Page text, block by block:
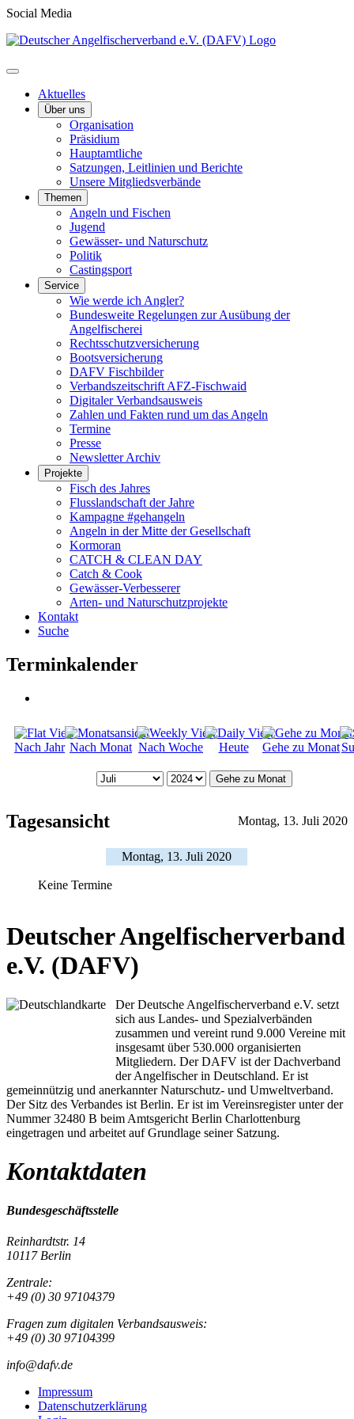
Social Media
Aktuelles
Über uns
Organisation
Präsidium
Hauptamtliche
Satzungen, Leitlinien und Berichte
Unsere Mitgliedsverbände
Themen
Angeln und Fischen
Jugend
Gewässer- und Naturschutz
Politik
Castingsport
Service
Wie werde ich Angler?
Bundesweite Regelungen zur Ausübung der
Angelfischerei
Rechtsschutzversicherung
Bootsversicherung
DAFV Fischbilder
Verbandszeitschrift AFZ-Fischwaid
Digitaler Verbandsausweis
Zahlen und Fakten rund um das Angeln
Termine
Presse
Newsletter Archiv
Projekte
Fisch des Jahres
Flusslandschaft der Jahre
Kampagne #gehangeln
Angeln in der Mitte der Gesellschaft
Kormoran
CATCH & CLEAN DAY
Catch & Cook
Gewässer-Verbesserer
Arten- und Naturschutzprojekte
Kontakt
Suche
Terminkalender
Nach Jahr Nach Monat Nach Woche Heute Gehe zu Monat
Gehe zu Monat
Tagesansicht Montag, 13. Juli 2020
Montag, 13. Juli 2020
Keine Termine
Deutscher Angelfischerverband
e.V. (DAFV)
Der Deutsche Angelfischerverband e.V. setzt
sich aus Landes- und Spezialverbänden
zusammen und vereint rund 9.000 Vereine mit
insgesamt über 530.000 organisierten
Mitgliedern. Der DAFV ist der Dachverband
der Angelfischer in Deutschland. Er ist
gemeinnützig und anerkannter Naturschutz- und Umweltverband.
Der Sitz des Verbandes ist Berlin. Er ist im Vereinsregister unter der
Nummer 32480 B beim Amtsgericht Berlin Charlottenburg
eingetragen und arbeitet auf Grundlage seiner Satzung.
Kontaktdaten
Bundesgeschäftsstelle
Reinhardtstr. 14
10117 Berlin
Zentrale:
+49 (0) 30 97104379
Fragen zum digitalen Verbandsausweis:
+49 (0) 30 97104399
info@dafv.de
Impressum
Datenschutzerklärung